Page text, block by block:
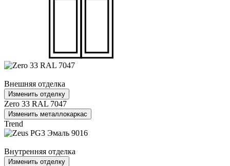
Внешняя отделка
Изменить отделку
Zero 33 RAL 7047
Изменить металлокаркас
Trend
Внутренняя отделка
Изменить отделку